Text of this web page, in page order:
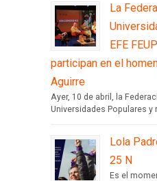
La
EFE
participan en el
Aguirre
Ayer, 10 de abril, la
Universidades Populares y
Lola
25 N
Es el